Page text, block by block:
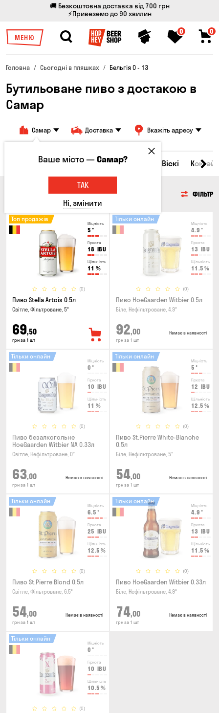
🚚 Безкоштовна доставка від 700 грн
⚡Привеземо до 90 хвилин
МЕНЮ
0 0
Головна Сьогодні в пляшках Бельгія 0 - 13
Бутильоване пиво з достакою в
Самар
Самар Доставка Вкажіть адресу
Всі товари Пиво Сидр Віскі
ФІЛЬТР
Міцність
5 °
Гіркота
18 IBU
Щільність
11 %
(0)
Топ продажів
Пиво Stella Artois 0.5л
Світле, Фільтроване, 5°
69,50
грн за 1 шт
Міцність
4.9 °
Гіркота
13 IBU
Щільність
11.5 %
(0)
Тільки онлайн
Пиво HoeGaarden Witbier 0.5л
Біле, Нефільтроване, 4.9°
92,00
грн за 1 шт
Немає в наявності
Міцність
0 °
Гіркота
10 IBU
Щільність
11 %
(0)
Тільки онлайн
Пиво безалкогольне
HoeGaarden Witbier NA 0.33л
Світле, Нефільтроване, 0°
63,00
грн за 1 шт
Немає в наявності
Міцність
5 °
Гіркота
12 IBU
Щільність
12.5 %
(0)
Тільки онлайн
Пиво St.Pierre White-Blanche
0.5л
Біле, Нефільтроване, 5°
54,00
грн за 1 шт
Немає в наявності
Міцність
6.5 °
Гіркота
25 IBU
Щільність
12.5 %
(0)
Тільки онлайн
Пиво St.Pierre Blond 0.5л
Світле, Фільтроване, 6.5°
54,00
грн за 1 шт
Немає в наявності
Міцність
4.9 °
Гіркота
13 IBU
Щільність
11.5 %
(0)
Тільки онлайн
Пиво HoeGaarden Witbier 0.33л
Біле, Нефільтроване, 4.9°
74,00
грн за 1 шт
Немає в наявності
Міцність
0 °
Гіркота
10 IBU
Щільність
10.5 %
(0)
Тільки онлайн
Ваше місто —Самар?
ТАК
Ні, змінити